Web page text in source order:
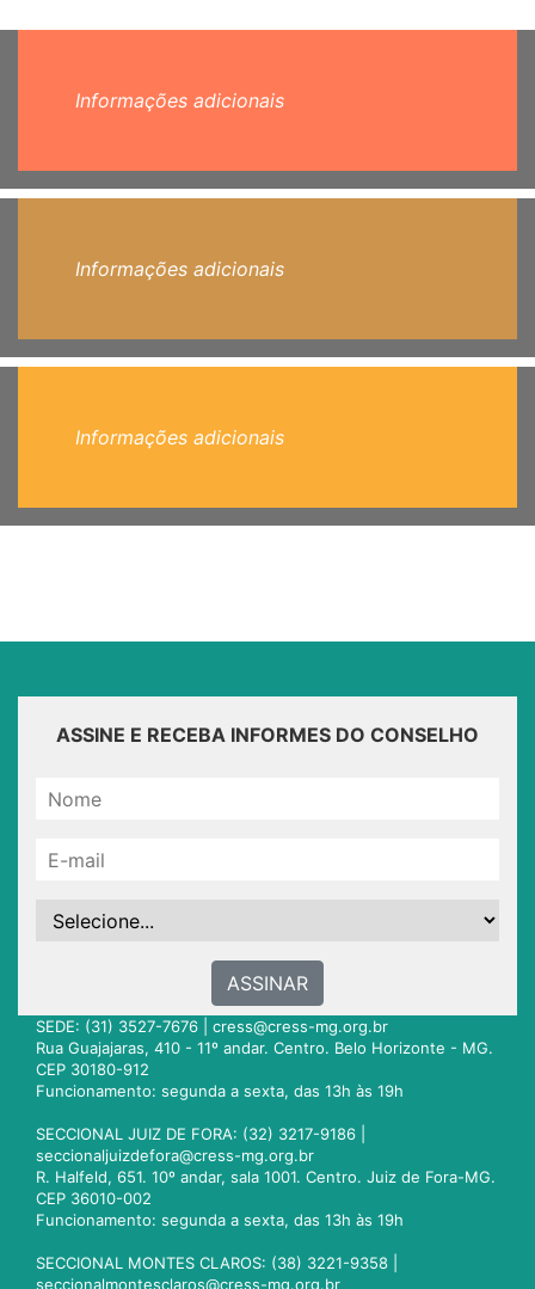
Informações adicionais
Informações adicionais
Informações adicionais
ASSINE E RECEBA INFORMES DO CONSELHO
ASSINAR
SEDE: (31) 3527-7676 | cress@cress-mg.org.br
Rua Guajajaras, 410 - 11º andar. Centro. Belo Horizonte - MG.
CEP 30180-912
Funcionamento: segunda a sexta, das 13h às 19h
SECCIONAL JUIZ DE FORA: (32) 3217-9186 |
seccionaljuizdefora@cress-mg.org.br
R. Halfeld, 651. 10º andar, sala 1001. Centro. Juiz de Fora-MG.
CEP 36010-002
Funcionamento: segunda a sexta, das 13h às 19h
SECCIONAL MONTES CLAROS: (38) 3221-9358 |
seccionalmontesclaros@cress-mg.org.br